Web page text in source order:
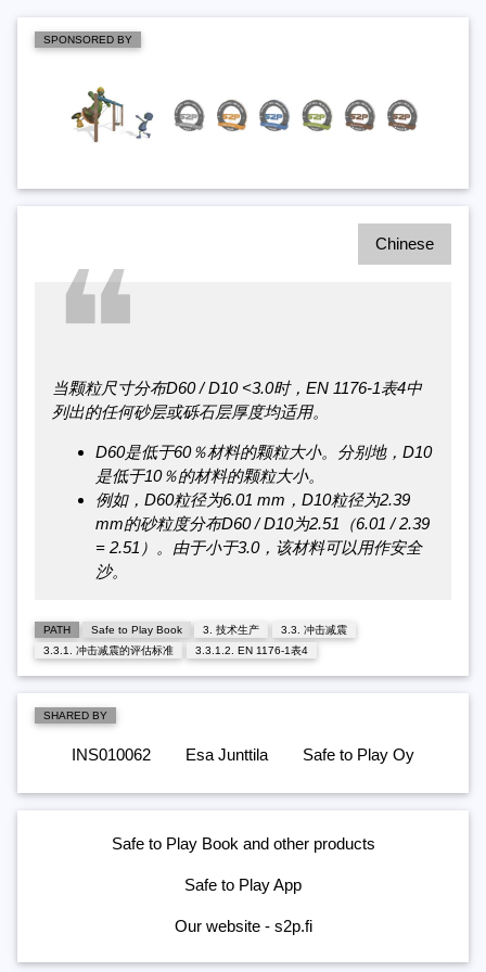
SPONSORED BY
Chinese
❝
当颗粒尺寸分布D60 / D10 <3.0时，EN 1176-1表4中
列出的任何砂层或砾石层厚度均适用。
D60是低于60％材料的颗粒大小。分别地，D10
是低于10％的材料的颗粒大小。
例如，D60粒径为6.01 mm，D10粒径为2.39
mm的砂粒度分布D60 / D10为2.51（6.01 / 2.39
= 2.51）。由于小于3.0，该材料可以用作安全
沙。
PATH Safe to Play Book 3. 技术生产
3.3. 冲击减震
3.3.1. 冲击减震的评估标准
3.3.1.2. EN 1176-1表4
SHARED BY
INS010062 Esa Junttila Safe to Play Oy
Safe to Play Book and other products
Safe to Play App
Our website - s2p.fi